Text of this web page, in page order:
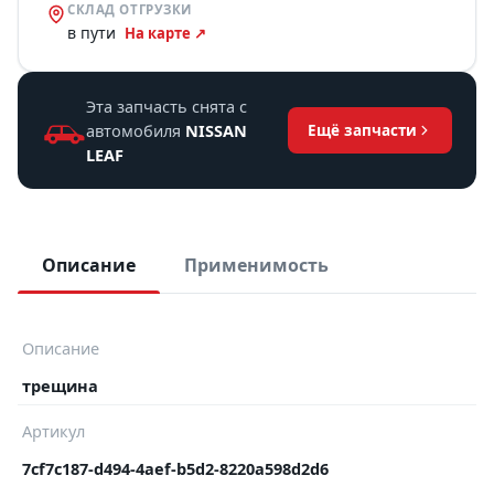
СКЛАД ОТГРУЗКИ
в пути На карте ↗
Эта запчасть снята с
автомобиля NISSAN
LEAF
Ещё запчасти
Описание Применимость
Описание
трещина
Артикул
7cf7c187-d494-4aef-b5d2-8220a598d2d6